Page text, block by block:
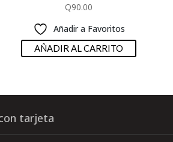
Q90.00
Añadir a Favoritos
AÑADIR AL CARRITO
tarjeta